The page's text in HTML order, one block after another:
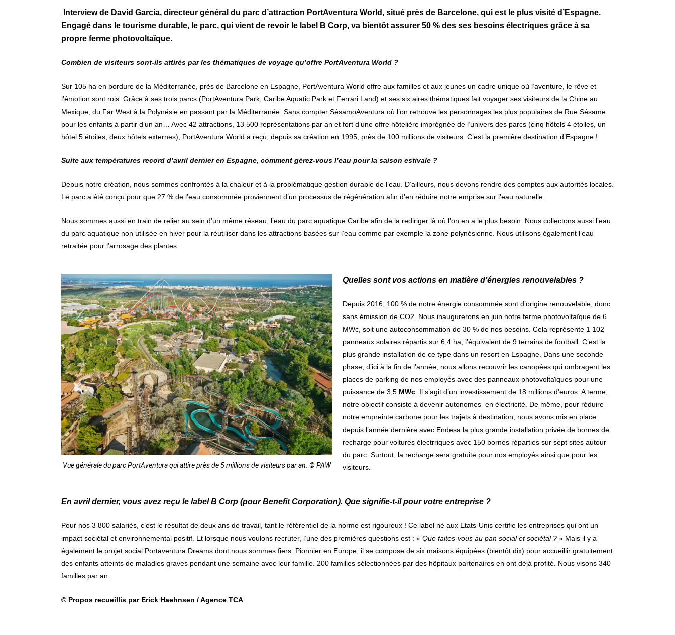
Interview de David Garcia, directeur général du parc d’attraction PortAventura World , situé près de Barcelone, qui est le plus visité d’Espagne.
Engagé dans le tourisme durable, le parc, qui vient de revoir le label B Corp, va bientôt assurer 50 % des ses besoins électriques grâce à sa
propre ferme photovoltaïque.
Combien de visiteurs sont-ils attirés par les thématiques de voyage qu’offre PortAventura World ?
Sur 105 ha en bordure de la Méditerranée, près de Barcelone en Espagne, PortAventura World offre aux familles et aux jeunes un cadre unique où l’aventure, le rêve et
l’émotion sont rois. Grâce à ses trois parcs (PortAventura Park, Caribe Aquatic Park et Ferrari Land) et ses six aires thématiques fait voyager ses visiteurs de la Chine au
Mexique, du Far West à la Polynésie en passant par la Méditerranée. Sans compter SésamoAventura où l’on retrouve les personnages les plus populaires de Rue Sésame
pour les enfants à partir d’un an… Avec 42 attractions, 13 500 représentations par an et fort d’une offre hôtelière imprégnée de l’univers des parcs (cinq hôtels 4 étoiles, un
hôtel 5 étoiles, deux hôtels externes), PortAventura World a reçu, depuis sa création en 1995, près de 100 millions de visiteurs. C’est la première destination d’Espagne !
Suite aux températures record d’avril dernier en Espagne, comment gérez-vous l’eau pour la saison estivale ?
Depuis notre création, nous sommes confrontés à la chaleur et à la problématique gestion durable de l’eau. D’ailleurs, nous devons rendre des comptes aux autorités locales.
Le parc a été conçu pour que 27 % de l’eau consommée proviennent d’un processus de régénération afin d’en réduire notre emprise sur l’eau naturelle.
Nous sommes aussi en train de relier au sein d’un même réseau, l’eau du parc aquatique Caribe afin de la rediriger là où l’on en a le plus besoin. Nous collectons aussi l’eau
du parc aquatique non utilisée en hiver pour la réutiliser dans les attractions basées sur l’eau comme par exemple la zone polynésienne. Nous utilisons également l’eau
retraitée pour l’arrosage des plantes.
Vue générale du parc PortAventura qui attire près de 5 millions de visiteurs par an. © PAW
Quelles sont vos actions en matière d’énergies renouvelables ?
Depuis 2016, 100 % de notre énergie consommée sont d’origine renouvelable, donc
sans émission de CO2 . Nous inaugurerons en juin notre ferme photovoltaïque de 6
MWc , soit une autoconsommation de 30 % de nos besoins. Cela représente 1 102
panneaux solaires répartis sur 6,4 ha, l’équivalent de 9 terrains de football. C’est la
plus grande installation de ce type dans un resort en Espagne. Dans une seconde
phase, d’ici à la fin de l’année, nous allons recouvrir les canopées qui ombragent les
places de parking de nos employés avec des panneaux photovoltaïques pour une
puissance de 3,5 MWc . Il s’agit d’un investissement de 18 millions d’euros. A terme,
notre objectif consiste à devenir autonomes en électricité. De même, pour réduire
notre empreinte carbone pour les trajets à destination, nous avons mis en place
depuis l’année dernière avec Endesa la plus grande installation privée de bornes de
recharge pour voitures électrriques avec 150 bornes réparties sur sept sites autour
du parc. Surtout, la recharge sera gratuite pour nos employés ainsi que pour les
visiteurs.
En avril dernier, vous avez reçu le label B Corp (pour Benefit Corporation). Que signifie-t-il pour votre entreprise ?
Pour nos 3 800 salariés, c’est le résultat de deux ans de travail, tant le référentiel de la norme est rigoureux ! Ce label né aux Etats-Unis certifie les entreprises qui ont un
impact sociétal et environnemental positif. Et lorsque nous voulons recruter, l’une des premières questions est : « Que faites-vous au pan social et sociétal ? » Mais il y a
également le projet social Portaventura Dreams dont nous sommes fiers. Pionnier en Europe, il se compose de six maisons équipées (bientôt dix) pour accueillir gratuitement
des enfants atteints de maladies graves pendant une semaine avec leur famille. 200 familles sélectionnées par des hôpitaux partenaires en ont déjà profité. Nous visons 340
familles par an.
© Propos recueillis par Erick Haehnsen / Agence TCA